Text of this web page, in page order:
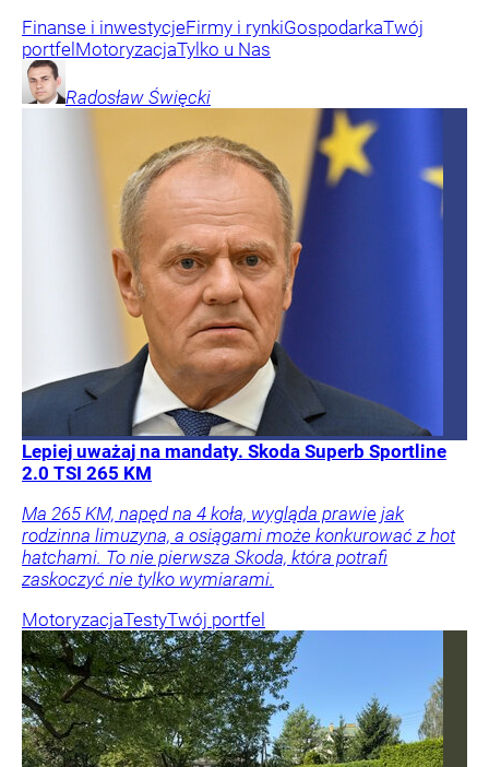
Finanse i inwestycjeFirmy i rynkiGospodarkaTwój
portfel MotoryzacjaTylko u Nas
Radosław Święcki
Lepiej uważaj na mandaty. Skoda Superb Sportline
2.0 TSI 265 KM
Ma 265 KM, napęd na 4 koła, wygląda prawie jak
rodzinna limuzyna, a osiągami może konkurować z hot
hatchami. To nie pierwsza Skoda, która potrafi
zaskoczyć nie tylko wymiarami.
MotoryzacjaTestyTwój portfel